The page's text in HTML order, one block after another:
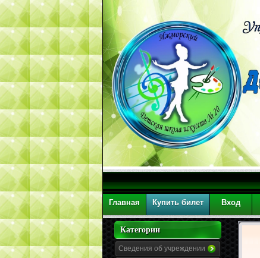
Главная Купить билет Вход
Категории
Сведения об учреждении